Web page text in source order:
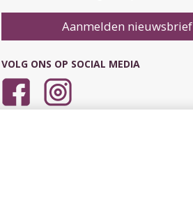
Aanmelden nieuwsbrief
VOLG ONS OP SOCIAL MEDIA